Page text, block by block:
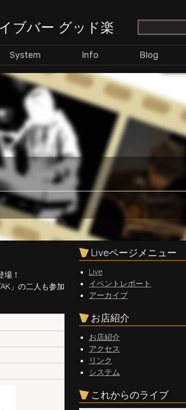
ブバー グッド楽
System Info Blog
！
」の二人も参加
Liveページメニュー
Live
イベントレポート
アーカイブ
お店紹介
お店紹介
アクセス
リンク
システム
これからのライブ